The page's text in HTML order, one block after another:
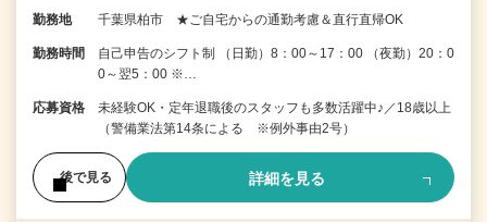
勤務地 千葉県柏市 ★ご自宅からの通勤考慮＆直行直帰OK
勤務時間
自己申告のシフト制 （日勤）8：00～17：00 （夜勤）20：0
0～翌5：00 ※…
応募資格
未経験OK・定年退職後のスタッフも多数活躍中♪／18歳以上
（警備業法第14条による ※例外事由2号）
後で見る 詳細を見る